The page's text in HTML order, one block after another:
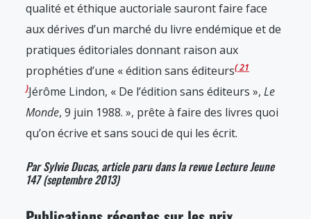
qualité et éthique auctoriale sauront faire face
aux dérives d’un marché du livre endémique et de
pratiques éditoriales donnant raison aux
prophéties d’une « édition sans éditeurs 21
Jérôme Lindon, « De l’édition sans éditeurs », Le
Monde, 9 juin 1988. », prête à faire des livres quoi
qu’on écrive et sans souci de qui les écrit.
Par Sylvie Ducas, article paru dans la revue Lecture Jeune
147 (septembre 2013)